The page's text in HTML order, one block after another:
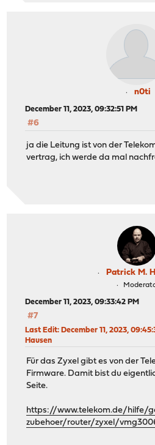
n0ti
December 11, 2023, 09:32:51 PM
#6
ja die Leitung ist von der
vertrag, ich werde da mal
Patrick M.
December 11, 2023, 09:33:42 PM
#7
Last Edit: December 11, 2023,
Hausen
Für das Zyxel gibt es von der
Firmware. Damit bist du
Seite.
https://www.telekom.de/hilfe/
zubehoer/router/zyxel/